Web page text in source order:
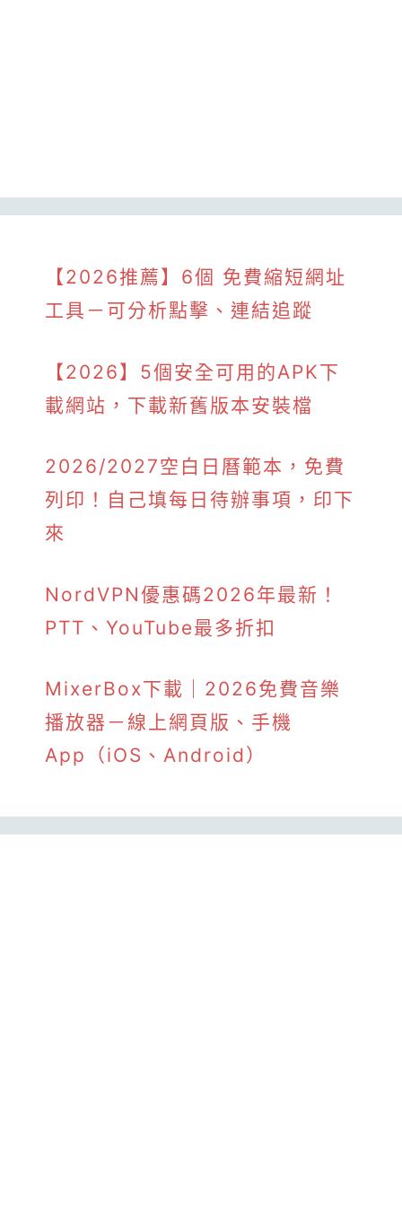
【2026推薦】6個 免費縮短網址
工具－可分析點擊、連結追蹤
【2026】5個安全可用的APK下
載網站，下載新舊版本安裝檔
2026/2027空白日曆範本，免費
列印！自己填每日待辦事項，印下
來
NordVPN優惠碼2026年最新！
PTT、YouTube最多折扣
MixerBox下載｜2026免費音樂
播放器－線上網頁版、手機
App（iOS、Android）